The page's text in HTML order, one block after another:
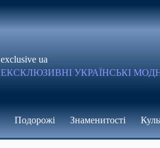
exclusive ua
ЕКСКЛЮЗИВНІ УКРАЇНСЬКІ
Подорожі Знаменитості